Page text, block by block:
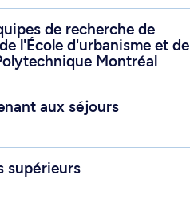
de recherche de
l'École d'urbanisme et de
Montréal
aux séjours
supérieurs